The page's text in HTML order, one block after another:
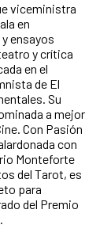
viceministra
en
ensayos
y crítica
en el
de El
Su
a mejor
Con Pasión
con
Monteforte
del Tarot, es
para
del Premio